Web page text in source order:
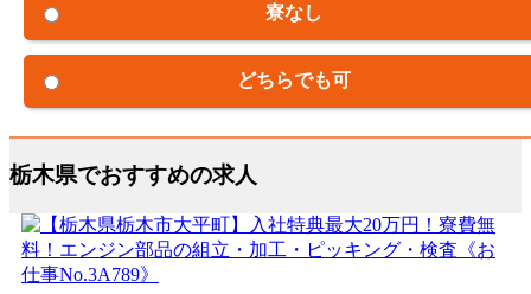
寮なし
どちらでも可
栃木県でおすすめの求人